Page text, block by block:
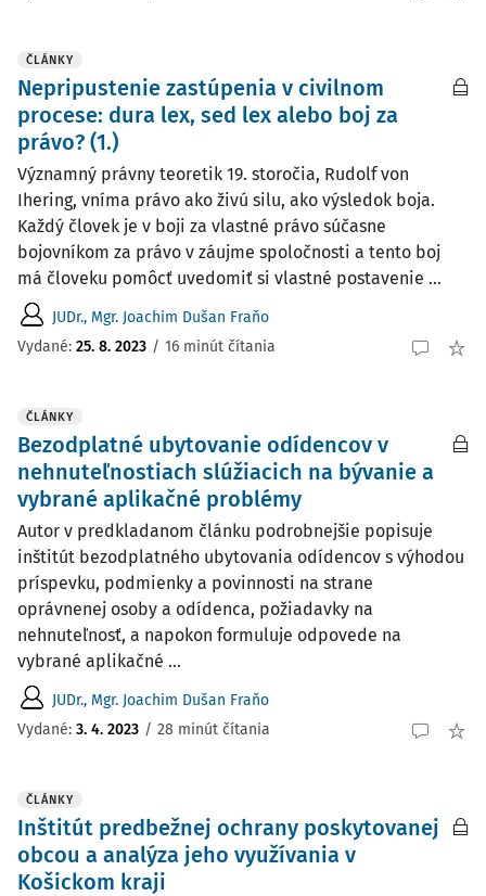
ČLÁNKY
Nepripustenie zastúpenia v civilnom
procese: dura lex, sed lex alebo boj za
právo? (1.)
Významný právny teoretik 19. storočia, Rudolf von
Ihering, vníma právo ako živú silu, ako výsledok boja.
Každý človek je v boji za vlastné právo súčasne
bojovníkom za právo v záujme spoločnosti a tento boj
má človeku pomôcť uvedomiť si vlastné postavenie ...
JUDr., Mgr. Joachim Dušan Fraňo
Vydané: 25. 8. 2023 / 16 minút čítania
ČLÁNKY
Bezodplatné ubytovanie odídencov v
nehnuteľnostiach slúžiacich na bývanie a
vybrané aplikačné problémy
Autor v predkladanom článku podrobnejšie popisuje
inštitút bezodplatného ubytovania odídencov s výhodou
príspevku, podmienky a povinnosti na strane
oprávnenej osoby a odídenca, požiadavky na
nehnuteľnosť, a napokon formuluje odpovede na
vybrané aplikačné ...
JUDr., Mgr. Joachim Dušan Fraňo
Vydané: 3. 4. 2023 / 28 minút čítania
ČLÁNKY
Inštitút predbežnej ochrany poskytovanej
obcou a analýza jeho využívania v
Košickom kraji